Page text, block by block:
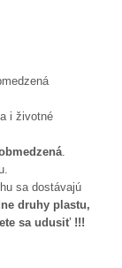
i životné
.
sa dostávajú
druhy plastu,
sa udusiť !!!